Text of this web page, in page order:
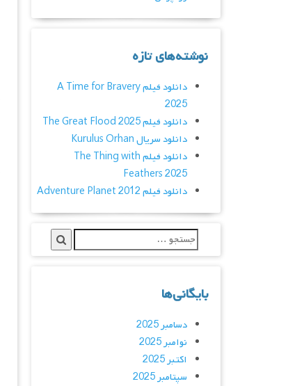
نوشته‌های تازه
دانلود فیلم A Time for Bravery
2025
دانلود فیلم The Great Flood 2025
دانلود سریال Kurulus Orhan
دانلود فیلم The Thing with
Feathers 2025
دانلود فیلم Adventure Planet 2012
بایگانی‌ها
دسامبر 2025
نوامبر 2025
اکتبر 2025
سپتامبر 2025